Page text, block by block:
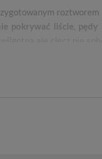
pokrywać liście, pędy